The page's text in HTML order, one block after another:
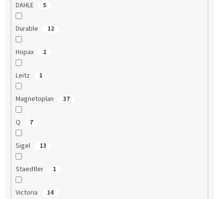
DAHLE 5
Durable 12
Hopax 2
Leitz 1
Magnetoplan 37
Q 7
Sigel 13
Staedtler 1
Victoria 14